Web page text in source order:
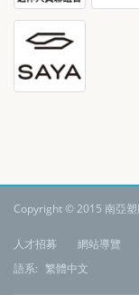
Copyright © 2015 南亞
人才招募 網站導覽
語系: 繁體中文